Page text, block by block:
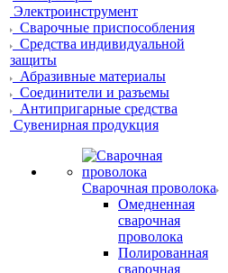
Электроинструмент
Сварочные приспособления
Средства индивидуальной
защиты
Абразивные материалы
Соединители и разъемы
Антипригарные средства
Сувенирная продукция
Сварочная проволока
Омедненная
сварочная
проволока
Полированная
сварочная